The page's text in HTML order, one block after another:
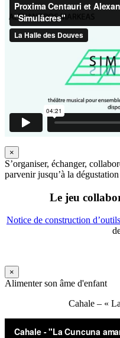
×
S’organiser, échanger,
parvenir jusqu’à la
Le jeu
Notice de construction d’outils
×
Alimenter son âme d'enfant
Cahale – «